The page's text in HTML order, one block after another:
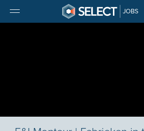
JOBS